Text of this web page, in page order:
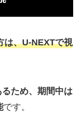
は、U-NEXTで視
ため、期間中は
です。